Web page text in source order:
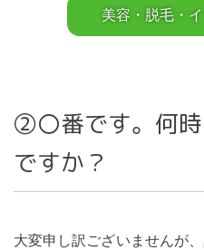
美容・脱毛・
②〇番です。何
ですか？
大変申し訳ございませんが、